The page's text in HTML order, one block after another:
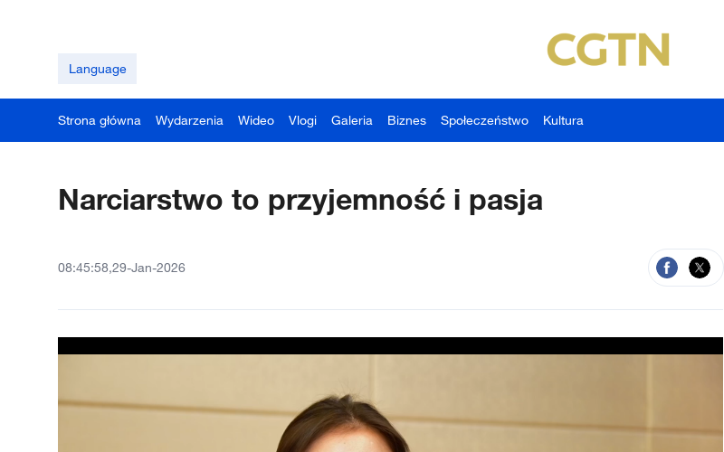
Language
Strona główna Wydarzenia Wideo Vlogi Galeria Biznes Społeczeństwo Kultura
Narciarstwo to przyjemność i pasja
08:45:58,29-Jan-2026